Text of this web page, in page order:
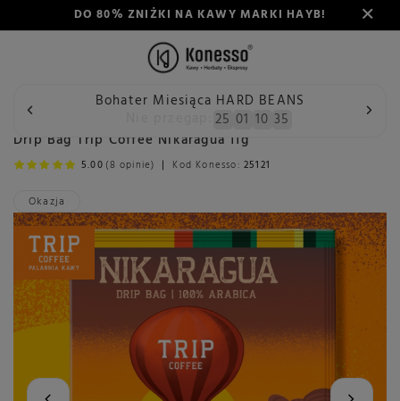
DO 80% ZNIŻKI NA KAWY MARKI HAYB!
Bohater Miesiąca HARD BEANS
25 01 10 33
Wstecz Konesso Kawa Palarnia Polska Drip
Okazja
Drip Bag Trip Coffee Nikaragua 11g
5.00 (8 opinie) Kod Konesso: 25121